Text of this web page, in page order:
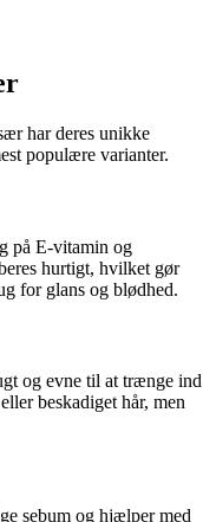
har deres unikke
populære varianter.
på E-vitamin og
hurtigt, hvilket gør
for glans og blødhed.
og evne til at trænge ind
beskadiget hår, men
sebum og hjælper med